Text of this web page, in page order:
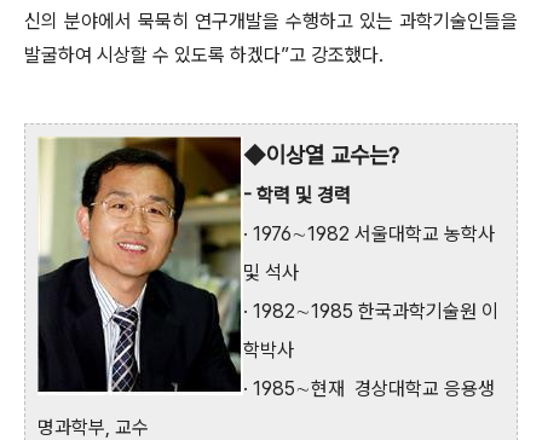
신의 분야에서 묵묵히 연구개발을 수행하고 있는 과학기술인들을
발굴하여 시상할 수 있도록 하겠다”고 강조했다.
◆이상열 교수는?
- 학력 및 경력
· 1976∼1982 서울대학교 농학사
및 석사
· 1982∼1985 한국과학기술원 이
학박사
· 1985∼현재 경상대학교 응용생
명과학부, 교수